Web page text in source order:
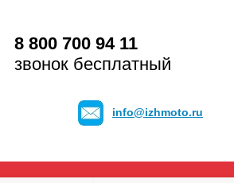
8 800 700 94 11
звонок бесплатный
info@izhmoto.ru